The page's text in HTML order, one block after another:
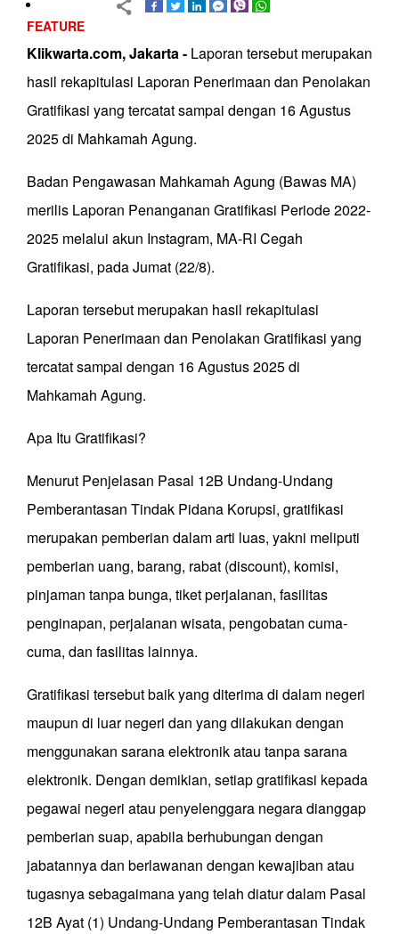
FEATURE
Klikwarta.com, Jakarta - Laporan tersebut merupakan
hasil rekapitulasi Laporan Penerimaan dan Penolakan
Gratifikasi yang tercatat sampai dengan 16 Agustus
2025 di Mahkamah Agung.
Badan Pengawasan Mahkamah Agung (Bawas MA)
merilis Laporan Penanganan Gratifikasi Periode 2022-
2025 melalui akun Instagram, MA-RI Cegah
Gratifikasi, pada Jumat (22/8).
Laporan tersebut merupakan hasil rekapitulasi
Laporan Penerimaan dan Penolakan Gratifikasi yang
tercatat sampai dengan 16 Agustus 2025 di
Mahkamah Agung.
Apa Itu Gratifikasi?
Menurut Penjelasan Pasal 12B Undang-Undang
Pemberantasan Tindak Pidana Korupsi, gratifikasi
merupakan pemberian dalam arti luas, yakni meliputi
pemberian uang, barang, rabat (discount), komisi,
pinjaman tanpa bunga, tiket perjalanan, fasilitas
penginapan, perjalanan wisata, pengobatan cuma-
cuma, dan fasilitas lainnya.
Gratifikasi tersebut baik yang diterima di dalam negeri
maupun di luar negeri dan yang dilakukan dengan
menggunakan sarana elektronik atau tanpa sarana
elektronik. Dengan demikian, setiap gratifikasi kepada
pegawai negeri atau penyelenggara negara dianggap
pemberian suap, apabila berhubungan dengan
jabatannya dan berlawanan dengan kewajiban atau
tugasnya sebagaimana yang telah diatur dalam Pasal
12B Ayat (1) Undang-Undang Pemberantasan Tindak